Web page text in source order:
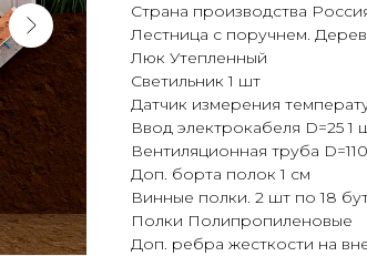
Страна производства
Лестница с поручнем.
Люк Утепленный
Светильник 1 шт
Датчик измерения
Ввод электрокабеля D=25 1
Вентиляционная труба
Доп. борта полок 1 см
Винные полки. 2 шт по 18
Полки Полипропиленовые
Доп. ребра жесткости на